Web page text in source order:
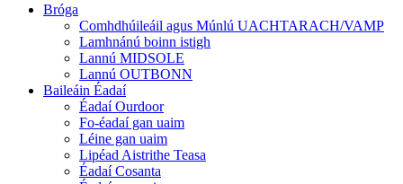
Bróga
Comhdhúileáil agus Múnlú UACHTARACH/VAMP
Lamhnánú boinn istigh
Lannú MIDSOLE
Lannú OUTBONN
Baileáin Éadaí
Éadaí Ourdoor
Fo-éadaí gan uaim
Léine gan uaim
Lipéad Aistrithe Teasa
Éadaí Cosanta